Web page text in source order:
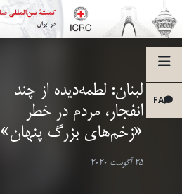
FA
لبنان: لطمه‌دیده از چند
انفجار، مردم در خطر
«زخم‌های بزرگ پنهان»
25 آگوست 2020